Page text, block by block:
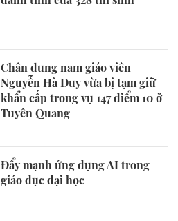
Chân dung nam giáo viên
Nguyễn Hà Duy vừa bị tạm giữ
khẩn cấp trong vụ 147 điểm 10 ở
Tuyên Quang
Đẩy mạnh ứng dụng AI trong
giáo dục đại học